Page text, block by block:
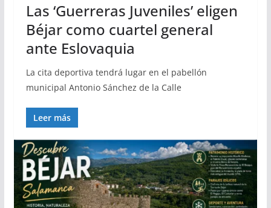
Las ‘Guerreras Juveniles’ eligen
Béjar como cuartel general
ante Eslovaquia
La cita deportiva tendrá lugar en el pabellón
municipal Antonio Sánchez de la Calle
Leer más